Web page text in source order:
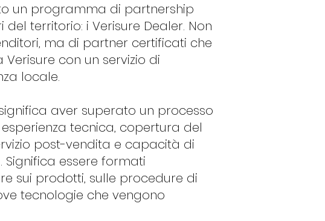
un programma di partnership
territorio: i Verisure Dealer. Non
ma di partner certificati che
con un servizio di
locale.
aver superato un processo
tecnica, copertura del
post-vendita e capacità di
essere formati
sui prodotti, sulle procedure di
tecnologie che vengono